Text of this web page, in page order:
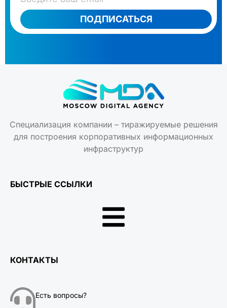
ПОДПИСАТЬСЯ
Специализация компании – тиражируемые решения
для построения корпоративных информационных
инфраструктур
БЫСТРЫЕ ССЫЛКИ
КОНТАКТЫ
Есть вопросы?